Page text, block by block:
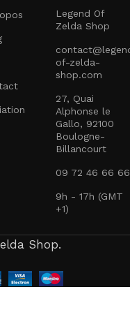
Legend Of
Zelda Shop
of-zelda-
shop.com
27, Quai
Alphonse le
Gallo, 92100
Boulogne-
Billancourt
09 72 46 66 66
9h - 17h (GMT
+1)
Shop.